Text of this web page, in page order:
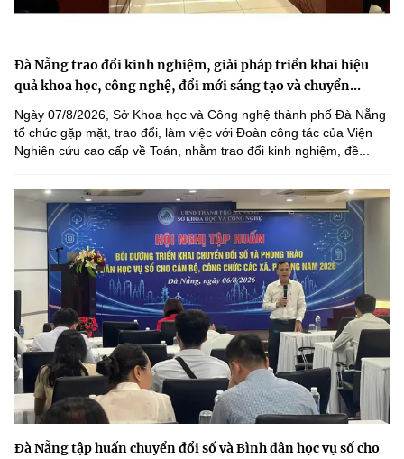
Đà Nẵng trao đổi kinh nghiệm, giải pháp triển khai hiệu
quả khoa học, công nghệ, đổi mới sáng tạo và chuyển...
Ngày 07/8/2026, Sở Khoa học và Công nghệ thành phố Đà Nẵng
tổ chức gặp mặt, trao đổi, làm việc với Đoàn công tác của Viện
Nghiên cứu cao cấp về Toán, nhằm trao đổi kinh nghiệm, đề...
Đà Nẵng tập huấn chuyển đổi số và Bình dân học vụ số cho